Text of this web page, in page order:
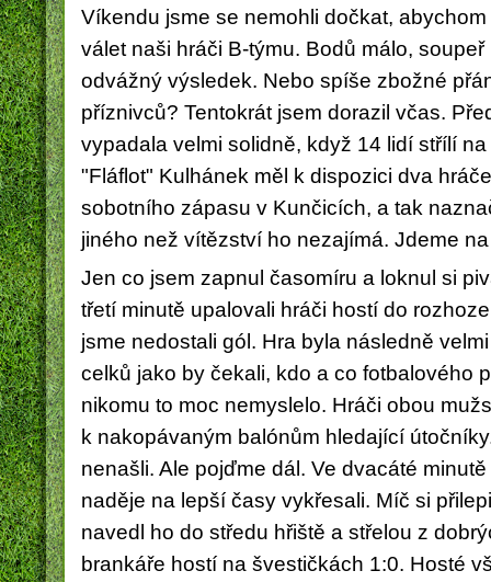
Víkendu jsme se nemohli dočkat,
válet naši hráči B-týmu. Bodů málo,
odvážný výsledek. Nebo spíše zbožné
příznivců? Tentokrát jsem dorazil včas.
vypadala velmi solidně, když 14 lidí střílí
"Fláflot" Kulhánek měl k dispozici dva
sobotního zápasu v Kunčicích, a tak
jiného než vítězství ho nezajímá. Jdeme
Jen co jsem zapnul časomíru a loknul si
třetí minutě upalovali hráči hostí do
jsme nedostali gól. Hra byla následně
celků jako by čekali, kdo a co fotbalového
nikomu to moc nemyslelo. Hráči obou
k nakopávaným balónům hledající
nenašli. Ale pojďme dál. Ve dvacáté
naděje na lepší časy vykřesali. Míč si
navedl ho do středu hřiště a střelou z
brankáře hostí na švestičkách 1:0. Hosté